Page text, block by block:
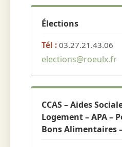
Élections
Tél : 03.27.21.43.06
elections@roeulx.fr
CCAS – Aides
Logement – APA –
Bons Alimentaires